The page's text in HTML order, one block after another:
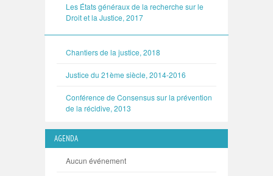
Les États généraux de la recherche sur le
Droit et la Justice, 2017
Chantiers de la justice, 2018
Justice du 21ème siècle, 2014-2016
Conférence de Consensus sur la prévention
de la récidive, 2013
AGENDA
Aucun événement